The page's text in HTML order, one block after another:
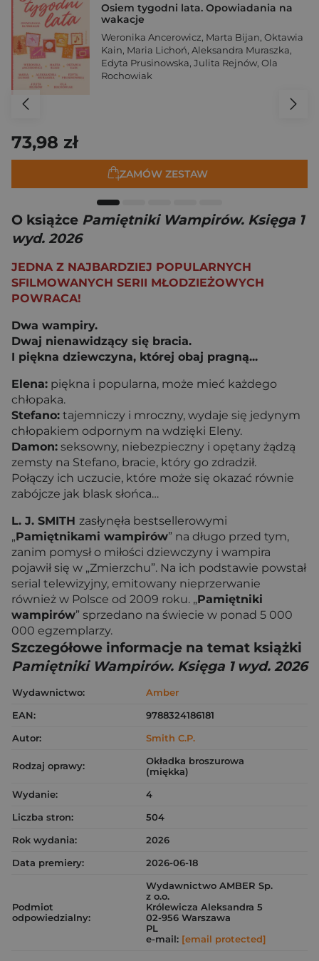
Osiem tygodni lata. Opowiadania na
wakacje
Weronika Ancerowicz, Marta Bijan, Oktawia
Kain, Maria Lichoń, Aleksandra Muraszka,
Edyta Prusinowska, Julita Rejnów, Ola
Rochowiak
73,98 zł
ZAMÓW ZESTAW
O książce Pamiętniki Wampirów. Księga 1
wyd. 2026
JEDNA Z NAJBARDZIEJ POPULARNYCH
SFILMOWANYCH SERII MŁODZIEŻOWYCH
POWRACA!
Dwa wampiry.
Dwaj nienawidzący się bracia.
I piękna dziewczyna, której obaj pragną...
Elena: piękna i popularna, może mieć każdego
chłopaka.
Stefano: tajemniczy i mroczny, wydaje się jedynym
chłopakiem odpornym na wdzięki Eleny.
Damon: seksowny, niebezpieczny i opętany żądzą
zemsty na Stefano, bracie, który go zdradził.
Połączy ich uczucie, które może się okazać równie
zabójcze jak blask słońca…
L. J. SMITH zasłynęła bestsellerowymi
„Pamiętnikami wampirów” na długo przed tym,
zanim pomysł o miłości dziewczyny i wampira
pojawił się w „Zmierzchu”. Na ich podstawie powstał
serial telewizyjny, emitowany nieprzerwanie
również w Polsce od 2009 roku. „Pamiętniki
wampirów” sprzedano na świecie w ponad 5 000
000 egzemplarzy.
Szczegółowe informacje na temat książki
Pamiętniki Wampirów. Księga 1 wyd. 2026
Wydawnictwo:
Amber
EAN:
9788324186181
Autor:
Smith C.P.
Rodzaj oprawy:
Okładka broszurowa
(miękka)
Wydanie:
4
Liczba stron:
504
Rok wydania:
2026
Data premiery:
2026-06-18
Podmiot
odpowiedzialny:
Wydawnictwo AMBER Sp.
z o.o.
Królewicza Aleksandra 5
02-956 Warszawa
PL
e-mail: [email protected]